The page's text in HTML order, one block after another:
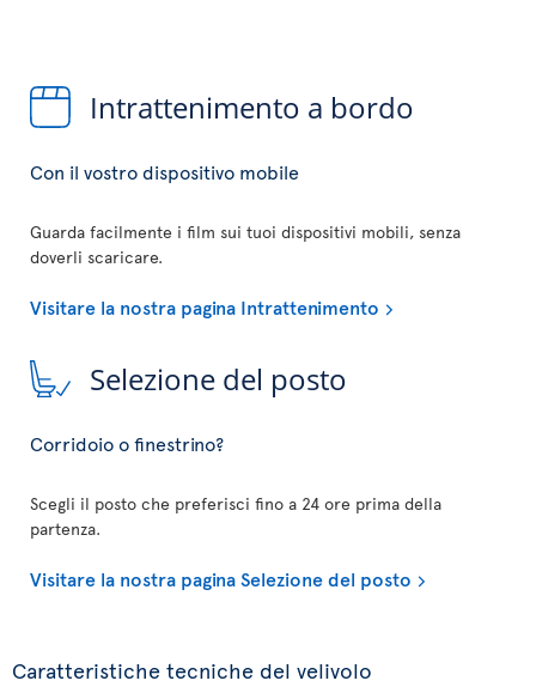
Intrattenimento a bordo
Con il vostro dispositivo mobile
Guarda facilmente i film sui tuoi dispositivi mobili, senza
doverli scaricare.
Visitare la nostra pagina Intrattenimento
Selezione del posto
Corridoio o finestrino?
Scegli il posto che preferisci fino a 24 ore prima della
partenza.
Visitare la nostra pagina Selezione del posto
Caratteristiche tecniche del velivolo